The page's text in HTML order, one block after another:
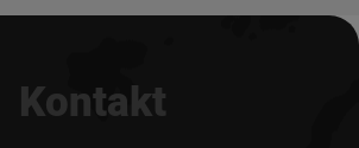
Kontakt